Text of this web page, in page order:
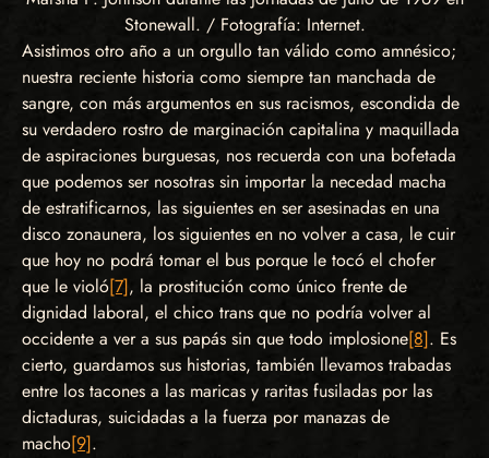
Stonewall. / Fotografía: Internet.
Asistimos otro año a un orgullo tan válido como amnésico;
nuestra reciente historia como siempre tan manchada de
sangre, con más argumentos en sus racismos, escondida de
su verdadero rostro de marginación capitalina y maquillada
de aspiraciones burguesas, nos recuerda con una bofetada
que podemos ser nosotras sin importar la necedad macha
de estratificarnos, las siguientes en ser asesinadas en una
disco zonaunera, los siguientes en no volver a casa, le cuir
que hoy no podrá tomar el bus porque le tocó el chofer
que le violó[7], la prostitución como único frente de
dignidad laboral, el chico trans que no podría volver al
occidente a ver a sus papás sin que todo implosione[8]. Es
cierto, guardamos sus historias, también llevamos trabadas
entre los tacones a las maricas y raritas fusiladas por las
dictaduras, suicidadas a la fuerza por manazas de
macho[9].